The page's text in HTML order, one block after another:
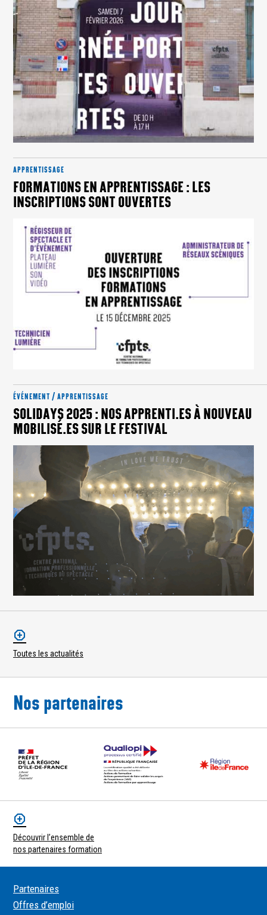
Toutes les actualités
APPRENTISSAGE
FORMATIONS EN APPRENTISSAGE : LES
INSCRIPTIONS SONT OUVERTES
ÉVÉNEMENT / APPRENTISSAGE
SOLIDAYS 2025 : NOS APPRENTI.ES À NOUVEAU
MOBILISÉ.ES SUR LE FESTIVAL
Nos partenaires
Découvrir l’ensemble de
nos partenaires formation
Partenaires
Offres d’emploi